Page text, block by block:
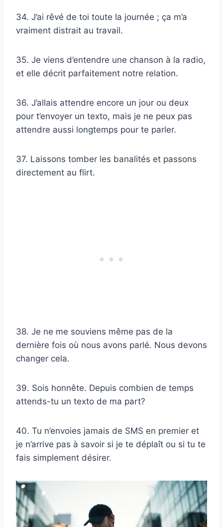
34. J’ai rêvé de toi toute la journée ; ça m’a
vraiment distrait au travail.
35. Je viens d’entendre une chanson à la radio,
et elle décrit parfaitement notre relation.
36. J’allais attendre encore un jour ou deux
pour t’envoyer un texto, mais je ne peux pas
attendre aussi longtemps pour te parler.
37. Laissons tomber les banalités et passons
directement au flirt.
38. Je ne me souviens même pas de la
dernière fois où nous avons parlé. Nous devons
changer cela.
39. Sois honnête. Depuis combien de temps
attends-tu un texto de ma part?
40. Tu n’envoies jamais de SMS en premier et
je n’arrive pas à savoir si je te déplaît ou si tu te
fais simplement désirer.